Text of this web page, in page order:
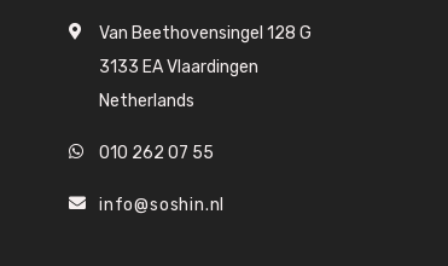
Van Beethovensingel 128 G
3133 EA Vlaardingen
Netherlands
010 262 07 55
info@soshin.nl